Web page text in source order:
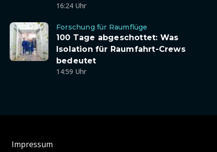
16:24 Uhr
Forschung für Raumflüge
100 Tage abgeschottet: Was
Isolation für Raumfahrt-Crews
bedeutet
14:59 Uhr
Impressum